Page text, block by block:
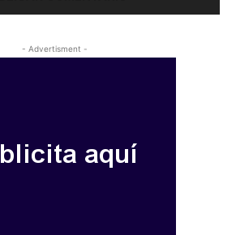
- Advertisment -